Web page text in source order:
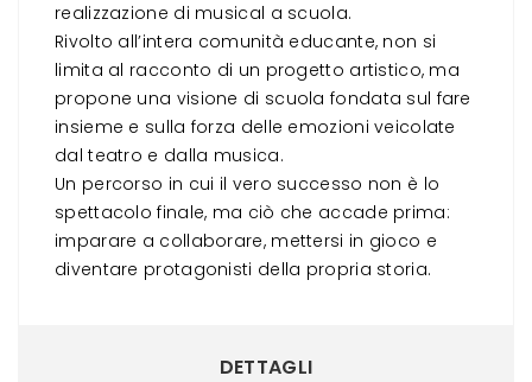
realizzazione di musical a scuola.
Rivolto all’intera comunità educante, non si
limita al racconto di un progetto artistico, ma
propone una visione di scuola fondata sul fare
insieme e sulla forza delle emozioni veicolate
dal teatro e dalla musica.
Un percorso in cui il vero successo non è lo
spettacolo finale, ma ciò che accade prima:
imparare a collaborare, mettersi in gioco e
diventare protagonisti della propria storia.
DETTAGLI